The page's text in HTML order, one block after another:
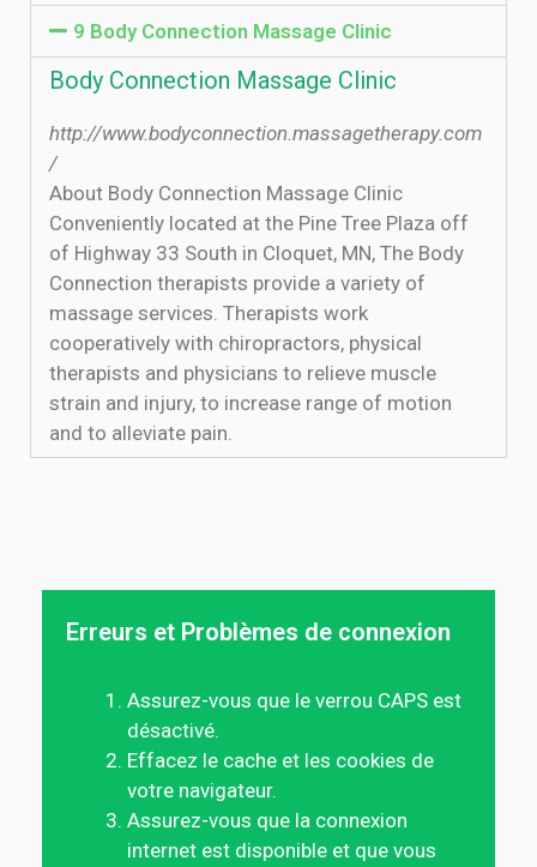
9 Body Connection Massage Clinic
Body Connection Massage Clinic
http://www.bodyconnection.massagetherapy.com
/
About Body Connection Massage Clinic
Conveniently located at the Pine Tree Plaza off
of Highway 33 South in Cloquet, MN, The Body
Connection therapists provide a variety of
massage services. Therapists work
cooperatively with chiropractors, physical
therapists and physicians to relieve muscle
strain and injury, to increase range of motion
and to alleviate pain.
Erreurs et Problèmes de connexion
Assurez-vous que le verrou CAPS est
désactivé.
Effacez le cache et les cookies de
votre navigateur.
Assurez-vous que la connexion
internet est disponible et que vous